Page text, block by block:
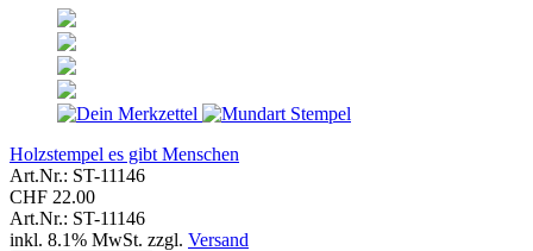
Holzstempel es gibt Menschen
Art.Nr.: ST-11146
CHF 22.00
Art.Nr.: ST-11146
inkl. 8.1% MwSt. zzgl. Versand